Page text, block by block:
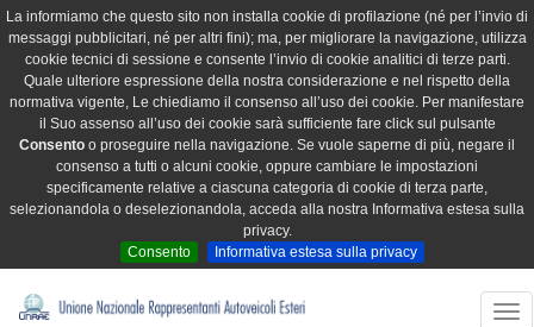
La informiamo che questo sito non installa cookie di profilazione (né per l’invio di
messaggi pubblicitari, né per altri fini); ma, per migliorare la navigazione, utilizza
cookie tecnici di sessione e consente l’invio di cookie analitici di terze parti.
Quale ulteriore espressione della nostra considerazione e nel rispetto della
normativa vigente, Le chiediamo il consenso all’uso dei cookie. Per manifestare
il Suo assenso all’uso dei cookie sarà sufficiente fare click sul pulsante
Consento o proseguire nella navigazione. Se vuole saperne di più, negare il
consenso a tutti o alcuni cookie, oppure cambiare le impostazioni
specificamente relative a ciascuna categoria di cookie di terza parte,
selezionandola o deselezionandola, acceda alla nostra Informativa estesa sulla
privacy.
Consento
Informativa estesa sulla privacy